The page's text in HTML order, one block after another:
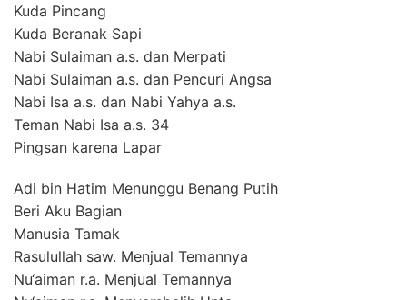
Kuda Pincang
Kuda Beranak Sapi
Nabi Sulaiman a.s. dan Merpati
Nabi Sulaiman a.s. dan Pencuri Angsa
Nabi Isa a.s. dan Nabi Yahya a.s.
Teman Nabi Isa a.s. 34
Pingsan karena Lapar
Adi bin Hatim Menunggu Benang Putih
Beri Aku Bagian
Manusia Tamak
Rasulullah saw. Menjual Temannya
Nu‘aiman r.a. Menjual Temannya